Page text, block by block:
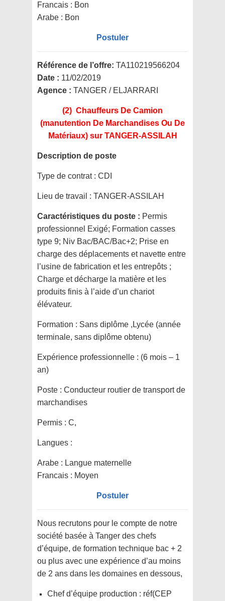
Francais : Bon
Arabe : Bon
Postuler
Référence de l’offre: TA110219566204
Date : 11/02/2019
Agence : TANGER / ELJARRARI
(2) Chauffeurs De Camion
(manutention De Marchandises Ou De
Matériaux) sur TANGER-ASSILAH
Description de poste
Type de contrat : CDI
Lieu de travail : TANGER-ASSILAH
Caractéristiques du poste : Permis
professionnel Exigé; Formation casses
type 9; Niv Bac/BAC/Bac+2; Prise en
charge des déplacements et navette entre
l’usine de fabrication et les entrepôts ;
Charge et décharge la matière et les
produits finis à l’aide d’un chariot
élévateur.
Formation : Sans diplôme ,Lycée (année
terminale, sans diplôme obtenu)
Expérience professionnelle : (6 mois – 1
an)
Poste : Conducteur routier de transport de
marchandises
Permis : C,
Langues :
Arabe : Langue maternelle
Francais : Moyen
Postuler
Nous recrutons pour le compte de notre
société basée à Tanger des chefs
d’équipe, de formation technique bac + 2
ou plus avec une expérience d’au moins
de 2 ans dans les domaines en dessous,
Chef d’équipe production : réf(CEP